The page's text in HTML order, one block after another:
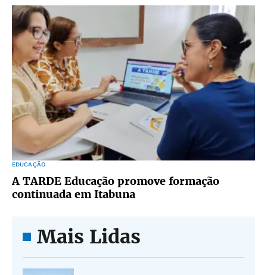
EDUCAÇÃO
A TARDE Educação promove formação
continuada em Itabuna
Mais Lidas